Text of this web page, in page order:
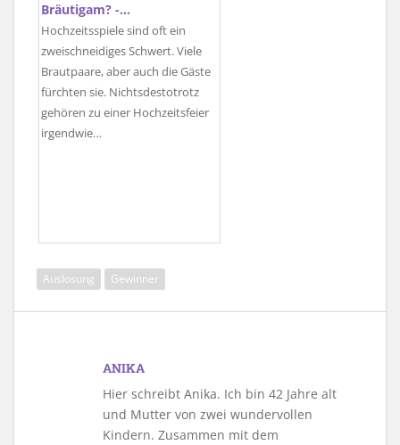
Bräutigam? -…
Hochzeitsspiele sind oft ein
zweischneidiges Schwert. Viele
Brautpaare, aber auch die Gäste
fürchten sie. Nichtsdestotrotz
gehören zu einer Hochzeitsfeier
irgendwie…
Auslosung Gewinner
ANIKA
Hier schreibt Anika. Ich bin 42 Jahre alt
und Mutter von zwei wundervollen
Kindern. Zusammen mit dem